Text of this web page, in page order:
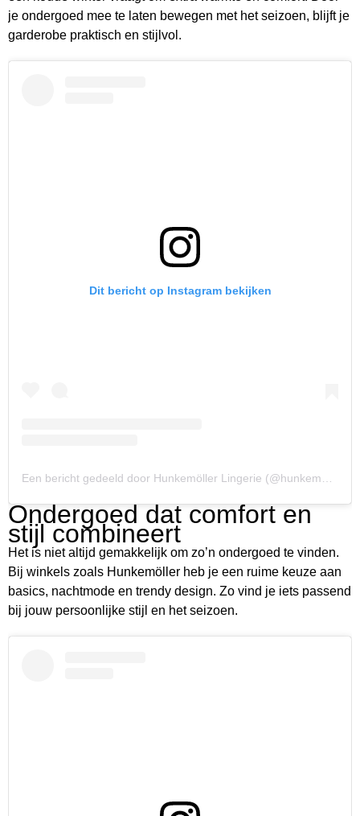
je ondergoed mee te laten bewegen met het seizoen, blijft je
garderobe praktisch en stijlvol.
Dit bericht op Instagram bekijken
Ondergoed dat comfort en
stijl combineert
Het is niet altijd gemakkelijk om zo’n ondergoed te vinden.
Bij winkels zoals Hunkemöller heb je een ruime keuze aan
basics, nachtmode en trendy design. Zo vind je iets passend
bij jouw persoonlijke stijl en het seizoen.